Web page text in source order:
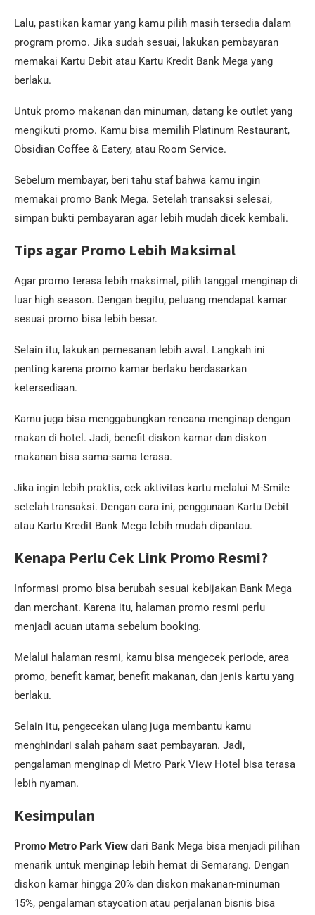
Lalu, pastikan kamar yang kamu pilih masih tersedia dalam
program promo. Jika sudah sesuai, lakukan pembayaran
memakai Kartu Debit atau Kartu Kredit Bank Mega yang
berlaku.
Untuk promo makanan dan minuman, datang ke outlet yang
mengikuti promo. Kamu bisa memilih Platinum Restaurant,
Obsidian Coffee & Eatery, atau Room Service.
Sebelum membayar, beri tahu staf bahwa kamu ingin
memakai promo Bank Mega. Setelah transaksi selesai,
simpan bukti pembayaran agar lebih mudah dicek kembali.
Tips agar Promo Lebih Maksimal
Agar promo terasa lebih maksimal, pilih tanggal menginap di
luar high season. Dengan begitu, peluang mendapat kamar
sesuai promo bisa lebih besar.
Selain itu, lakukan pemesanan lebih awal. Langkah ini
penting karena promo kamar berlaku berdasarkan
ketersediaan.
Kamu juga bisa menggabungkan rencana menginap dengan
makan di hotel. Jadi, benefit diskon kamar dan diskon
makanan bisa sama-sama terasa.
Jika ingin lebih praktis, cek aktivitas kartu melalui M-Smile
setelah transaksi. Dengan cara ini, penggunaan Kartu Debit
atau Kartu Kredit Bank Mega lebih mudah dipantau.
Kenapa Perlu Cek Link Promo Resmi?
Informasi promo bisa berubah sesuai kebijakan Bank Mega
dan merchant. Karena itu, halaman promo resmi perlu
menjadi acuan utama sebelum booking.
Melalui halaman resmi, kamu bisa mengecek periode, area
promo, benefit kamar, benefit makanan, dan jenis kartu yang
berlaku.
Selain itu, pengecekan ulang juga membantu kamu
menghindari salah paham saat pembayaran. Jadi,
pengalaman menginap di Metro Park View Hotel bisa terasa
lebih nyaman.
Kesimpulan
Promo Metro Park View dari Bank Mega bisa menjadi pilihan
menarik untuk menginap lebih hemat di Semarang. Dengan
diskon kamar hingga 20% dan diskon makanan-minuman
15%, pengalaman staycation atau perjalanan bisnis bisa